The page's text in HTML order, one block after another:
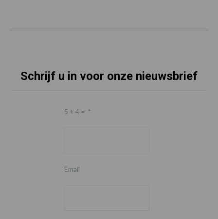
Schrijf u in voor onze nieuwsbrief
5 + 4 = *
Email